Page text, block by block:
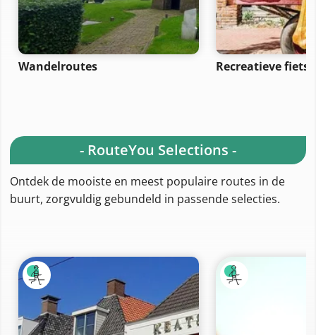
Wandelroutes Recreatieve
- RouteYou Selections -
Ontdek de mooiste en meest populaire routes in de
buurt, zorgvuldig gebundeld in passende selecties.